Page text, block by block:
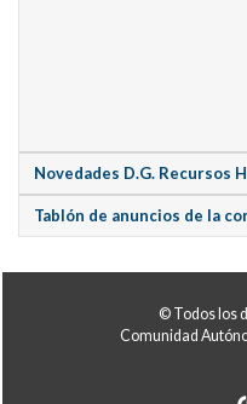
Novedades D.G. Recursos
Tablón de anuncios de la
© Todos los
Comunidad